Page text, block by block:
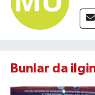
Bunlar da